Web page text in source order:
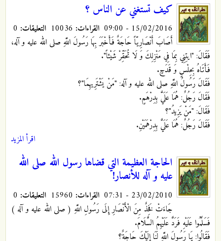
كيف تستغني عن الناس ؟
15/02/2016 - 09:00 القراءات: التعليقات:
أَصَابَ أَنْصَارِيّاً حَاجَةٌ فَأَخْبَرَ بِهَا رَسُولَ اللَّهِ صلى الله عليه و آله،
فَقَالَ: "ايتِنِي بِمَا فِي مَنْزِلِكَ وَ لَا تُحَقِّرْ شَيْئاً".
فَأَتَاهُ بِحِلْسٍ وَ قَدَحٍ.
فَقَالَ رَسُولُ اللَّهِ صلى الله عليه و آله: "مَنْ يَشْتَرِيهِمَا"؟
فَقَالَ رَجُلٌ: هُمَا عَلَيَّ بِدِرْهَمٍ.
فَقَالَ: "مَنْ يَزِيدُ"؟
فَقَالَ رَجُلٌ: هُمَا عَلَيَّ بِدِرْهَمَيْنِ.
اقرأ المزيد
الحاجة العظيمة التي قضاها رسول الله صلى الله
عليه و آله للأنصار!
23/02/2010 - 07:31 القراءات: التعليقات:
جَاءَتْ فَخِذٌ مِنَ الْأَنْصَارِ إِلَى رَسُولِ اللَّهِ ( صلى الله عليه و آله )
فَسَلَّمُوا عَلَيْهِ فَرَدَّ عَلَيْهِمُ السَّلَامَ.
فَقَالُوا: يَا رَسُولَ اللَّهِ لَنَا إِلَيْكَ حَاجَةٌ؟